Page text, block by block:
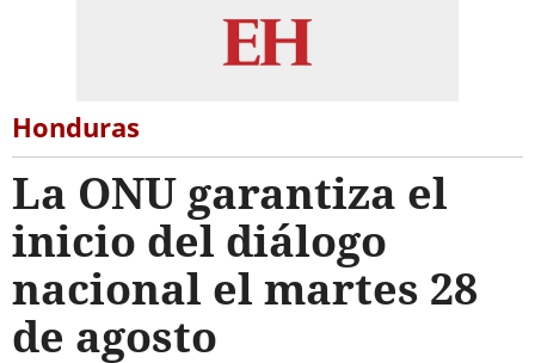
Honduras
La ONU garantiza el
inicio del diálogo
nacional el martes 28
de agosto